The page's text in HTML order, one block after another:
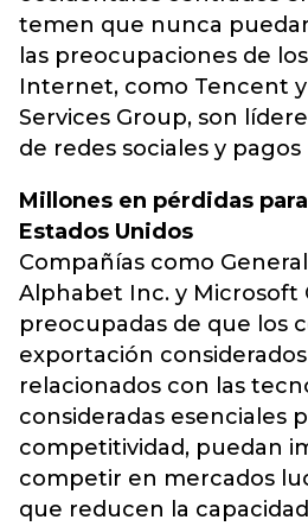
temen que nunca
las preocupaciones de
Internet, como Tencent y
Services Group, son
de redes sociales y pagos
Millones en pérdidas
Estados Unidos
Compañías como
Alphabet Inc. y Microsoft
preocupadas de que los
exportación
relacionados con las
consideradas esenciales
competitividad, puedan
competir en mercados
que reducen la